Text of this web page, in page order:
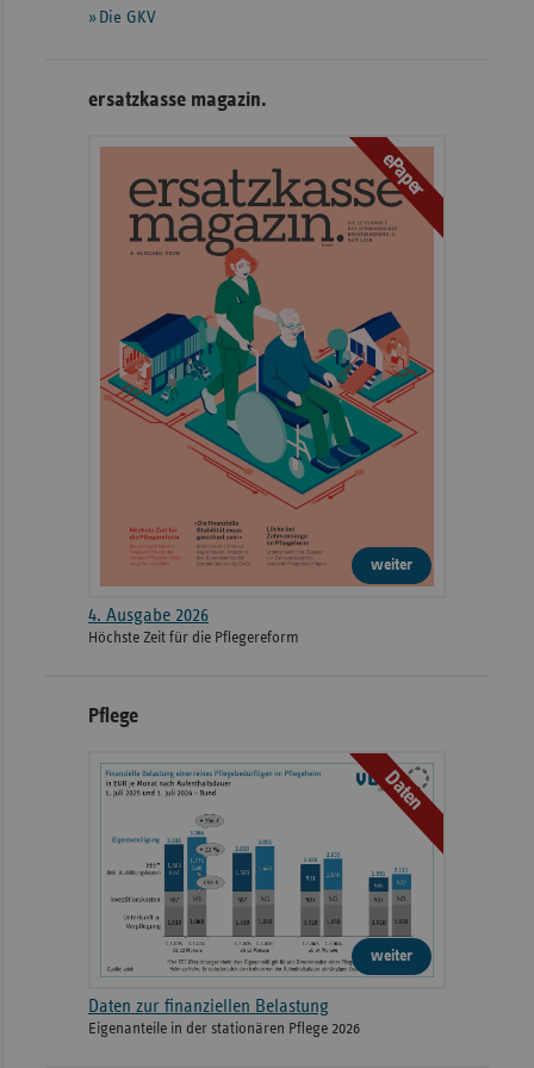
Die GKV
ersatzkasse magazin.
ePaper
weiter
4. Ausgabe 2026
Höchste Zeit für die Pflegereform
Pflege
Daten
weiter
Daten zur finanziellen Belastung
Eigenanteile in der stationären Pflege 2026